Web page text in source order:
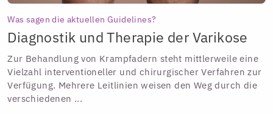
Was sagen die aktuellen Guidelines?
Diagnostik und Therapie der Varikose
Zur Behandlung von Krampfadern steht mittlerweile eine
Vielzahl interventioneller und chirurgischer Verfahren zur
Verfügung. Mehrere Leitlinien weisen den Weg durch die
verschiedenen ...